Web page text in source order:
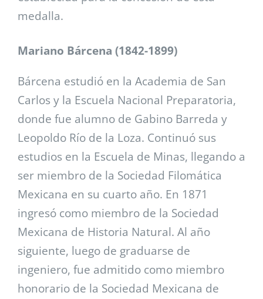
medalla.
Mariano Bárcena (1842-1899)
Bárcena estudió en la Academia de San
Carlos y la Escuela Nacional Preparatoria,
donde fue alumno de Gabino Barreda y
Leopoldo Río de la Loza. Continuó sus
estudios en la Escuela de Minas, llegando a
ser miembro de la Sociedad Filomática
Mexicana en su cuarto año. En 1871
ingresó como miembro de la Sociedad
Mexicana de Historia Natural. Al año
siguiente, luego de graduarse de
ingeniero, fue admitido como miembro
honorario de la Sociedad Mexicana de